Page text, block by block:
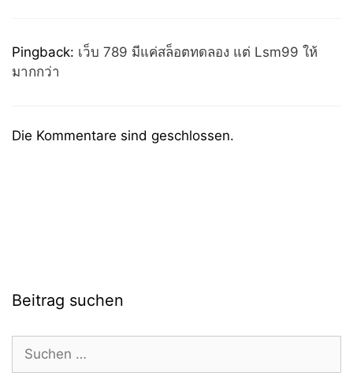
Pingback: เว็บ 789 มีแค่สล็อตทดลอง แต่ Lsm99 ให้
มากกว่า
Die Kommentare sind geschlossen.
Beitrag suchen
Suchen
nach: